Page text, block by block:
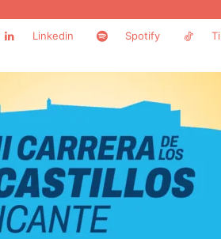
Linkedin Spotify